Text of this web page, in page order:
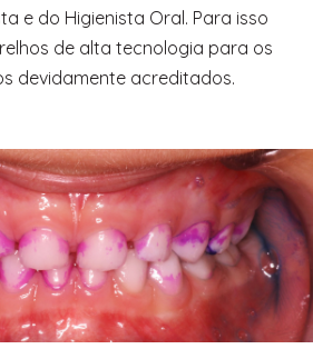
e do Higienista Oral. Para isso
de alta tecnologia para os
devidamente acreditados.